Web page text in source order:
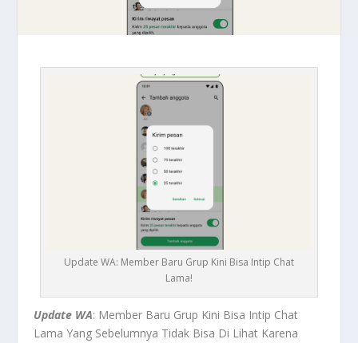
Update WA: Member Baru Grup Kini Bisa Intip Chat
Lama!
Update WA: Member Baru Grup Kini Bisa Intip Chat
Lama Yang Sebelumnya Tidak Bisa Di Lihat Karena